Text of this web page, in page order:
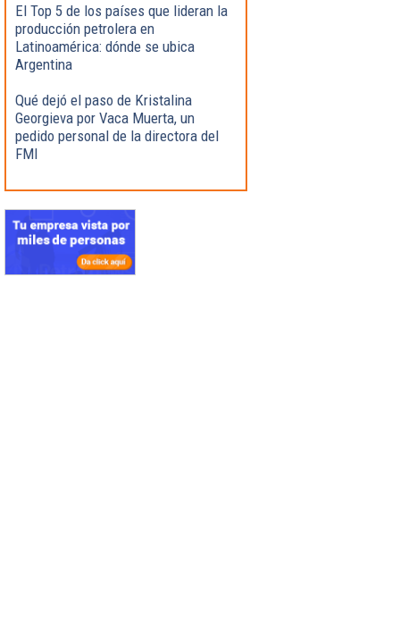
El Top 5 de los países que lideran la
producción petrolera en
Latinoamérica: dónde se ubica
Argentina
Qué dejó el paso de Kristalina
Georgieva por Vaca Muerta, un
pedido personal de la directora del
FMI